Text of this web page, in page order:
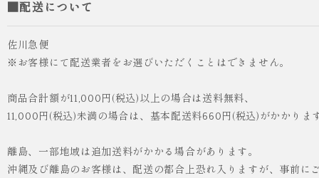
■配送について
佐川急便
※お客様にて配送業者をお選びいただくことはできません。
商品合計額が11,000円(税込)以上の場合は送料無料、
11,000円(税込)未満の場合は、基本配送料660円(税込)がかかりま
離島、一部地域は追加送料がかかる場合があります。
沖縄及び離島のお客様は、配送の都合上恐れ入りますが、事前に